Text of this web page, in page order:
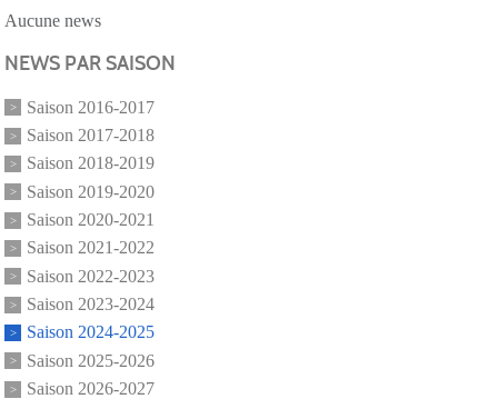
Aucune news
NEWS PAR SAISON
Saison 2016-2017
Saison 2017-2018
Saison 2018-2019
Saison 2019-2020
Saison 2020-2021
Saison 2021-2022
Saison 2022-2023
Saison 2023-2024
Saison 2024-2025
Saison 2025-2026
Saison 2026-2027